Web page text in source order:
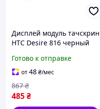
Дисплей модуль тачскрин
HTC Desire 816 черный
Готово к отправке
от48₴/мес
485₴
867 ₴